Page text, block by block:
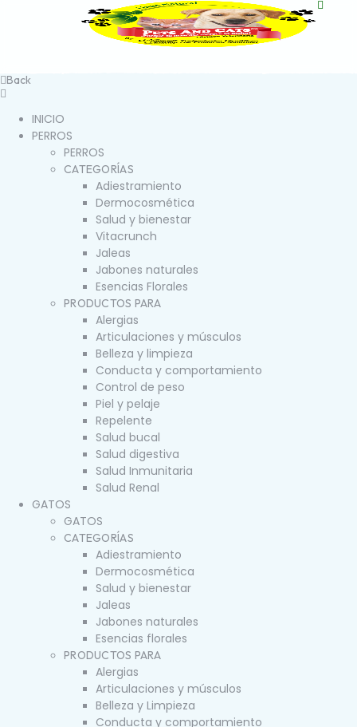
Back
INICIO
PERROS
PERROS
CATEGORÍAS
Adiestramiento
Dermocosmética
Salud y bienestar
Vitacrunch
Jaleas
Jabones naturales
Esencias Florales
PRODUCTOS PARA
Alergias
Articulaciones y músculos
Belleza y limpieza
Conducta y comportamiento
Control de peso
Piel y pelaje
Repelente
Salud bucal
Salud digestiva
Salud Inmunitaria
Salud Renal
GATOS
GATOS
CATEGORÍAS
Adiestramiento
Dermocosmética
Salud y bienestar
Jaleas
Jabones naturales
Esencias florales
PRODUCTOS PARA
Alergias
Articulaciones y músculos
Belleza y Limpieza
Conducta y comportamiento